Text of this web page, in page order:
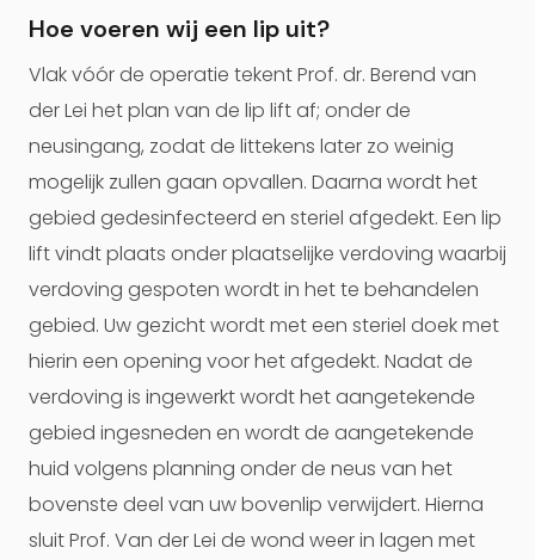
Hoe voeren wij een lip uit?
Vlak vóór de operatie tekent Prof. dr. Berend van
der Lei het plan van de lip lift af; onder de
neusingang, zodat de littekens later zo weinig
mogelijk zullen gaan opvallen. Daarna wordt het
gebied gedesinfecteerd en steriel afgedekt. Een lip
lift vindt plaats onder plaatselijke verdoving waarbij
verdoving gespoten wordt in het te behandelen
gebied. Uw gezicht wordt met een steriel doek met
hierin een opening voor het afgedekt. Nadat de
verdoving is ingewerkt wordt het aangetekende
gebied ingesneden en wordt de aangetekende
huid volgens planning onder de neus van het
bovenste deel van uw bovenlip verwijdert. Hierna
sluit Prof. Van der Lei de wond weer in lagen met